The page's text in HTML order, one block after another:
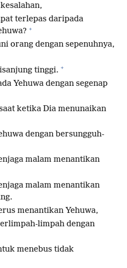
terlepas daripada
+
orang dengan sepenuhnya,
tinggi. +
Yehuwa dengan segenap
ketika Dia menunaikan
dengan bersungguh-
malam menantikan
malam menantikan
menantikan Yehuwa,
limpah dengan
menebus tidak